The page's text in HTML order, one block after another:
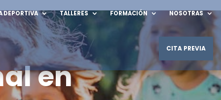
DEPORTIVA TALLERES FORMACIÓN NOSOTRAS
CITA PREVIA
Unidad TCA
Intervención individual
en